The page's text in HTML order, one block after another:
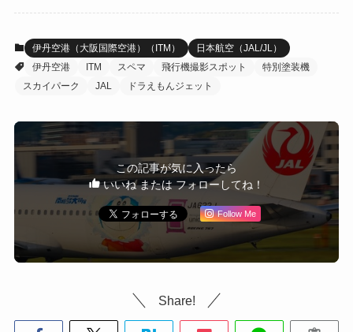
伊丹空港（大阪国際空港）（ITM）
日本航空（JAL/JL）
伊丹空港
ITM スペマ 飛行機撮影スポット
特別塗装機
スカイパーク
JAL ドラえもんジェット
この記事が気に入ったら
いいね または フォローしてね！
Follow Me
Share!